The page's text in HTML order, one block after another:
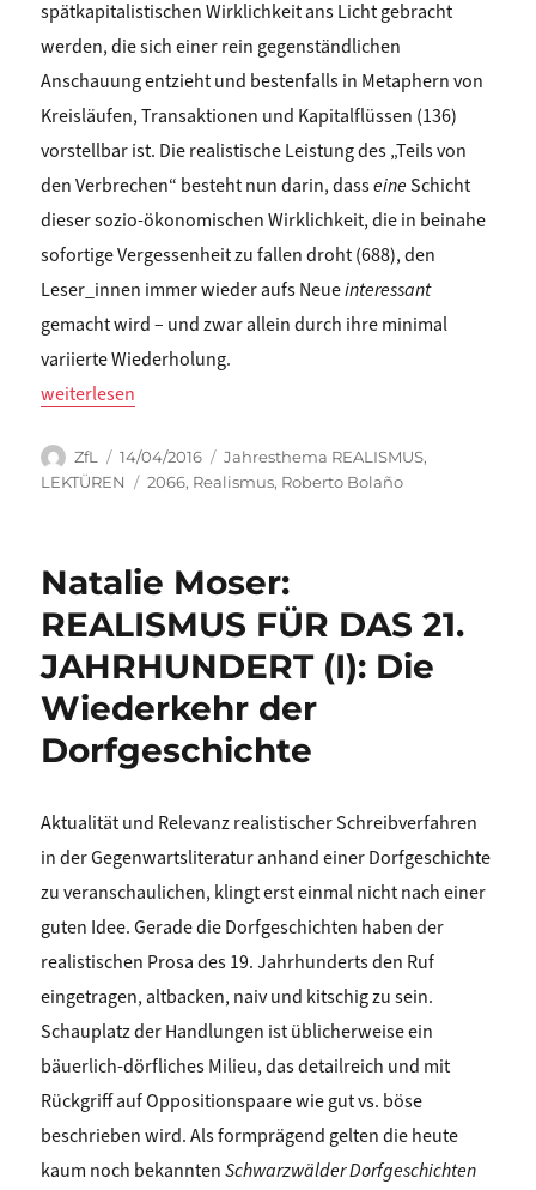
spätkapitalistischen Wirklichkeit ans Licht gebracht
werden, die sich einer rein gegenständlichen
Anschauung entzieht und bestenfalls in Metaphern von
Kreisläufen, Transaktionen und Kapitalflüssen (136)
vorstellbar ist. Die realistische Leistung des „Teils von
den Verbrechen“ besteht nun darin, dasseineSchicht
dieser sozio-ökonomischen Wirklichkeit, die in beinahe
sofortige Vergessenheit zu fallen droht (688), den
Leser_innen immer wieder aufs Neueinteressant
gemacht wird – und zwar allein durch ihre minimal
variierte Wiederholung.
„Ulrich Plass: REALISMUS FÜR DAS 21. JAHRHUNDERT (II):
weiterlesen
Autor
ZfL
Veröffentlicht
am
14/04/2016 Kategorien
Jahresthema REALISMUS,
LEKTÜREN
Schlagwörter
2066, Realismus, Roberto Bolaño
Natalie Moser:
REALISMUS FÜR DAS 21.
JAHRHUNDERT (I): Die
Wiederkehr der
Dorfgeschichte
Aktualität und Relevanz realistischer Schreibverfahren
in der Gegenwartsliteratur anhand einer Dorfgeschichte
zu veranschaulichen, klingt erst einmal nicht nach einer
guten Idee. Gerade die Dorfgeschichten haben der
realistischen Prosa des 19. Jahrhunderts den Ruf
eingetragen, altbacken, naiv und kitschig zu sein.
Schauplatz der Handlungen ist üblicherweise ein
bäuerlich-dörfliches Milieu, das detailreich und mit
Rückgriff auf Oppositionspaare wie gut vs. böse
beschrieben wird. Als formprägend gelten die heute
kaum noch bekanntenSchwarzwälder Dorfgeschichten